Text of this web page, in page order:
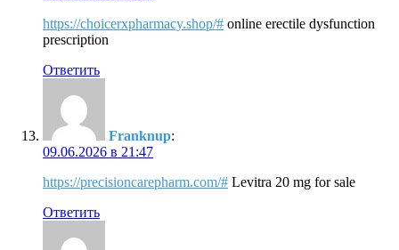
https://choicerxpharmacy.shop/# online erectile dysfunction
prescription
Ответить
Franknup:
09.06.2026 в 21:47
https://precisioncarepharm.com/# Levitra 20 mg for sale
Ответить